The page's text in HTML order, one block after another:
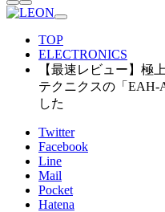
TOP
ELECTRONICS
【最速レビュー】極
テクニクスの「EAH-
した
Twitter
Facebook
Line
Mail
Pocket
Hatena